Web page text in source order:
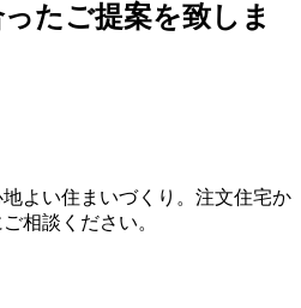
たご提案を致しま
よい住まいづくり。注文住宅か
相談ください。